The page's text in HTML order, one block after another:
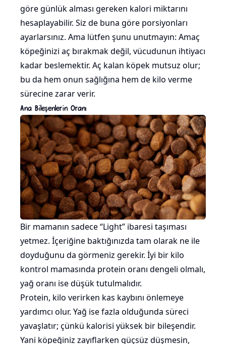
göre günlük alması gereken kalori miktarını
hesaplayabilir. Siz de buna göre porsiyonları
ayarlarsınız. Ama lütfen şunu unutmayın: Amaç
köpeğinizi aç bırakmak değil, vücudunun ihtiyacı
kadar beslemektir. Aç kalan köpek mutsuz olur;
bu da hem onun sağlığına hem de kilo verme
sürecine zarar verir.
Ana Bileşenlerin Oranı
Bir mamanın sadece “Light” ibaresi taşıması
yetmez. İçeriğine baktığınızda tam olarak ne ile
doyduğunu da görmeniz gerekir. İyi bir kilo
kontrol mamasında protein oranı dengeli olmalı,
yağ oranı ise düşük tutulmalıdır.
Protein, kilo verirken kas kaybını önlemeye
yardımcı olur. Yağ ise fazla olduğunda süreci
yavaşlatır; çünkü kalorisi yüksek bir bileşendir.
Yani köpeğiniz zayıflarken güçsüz düşmesin,